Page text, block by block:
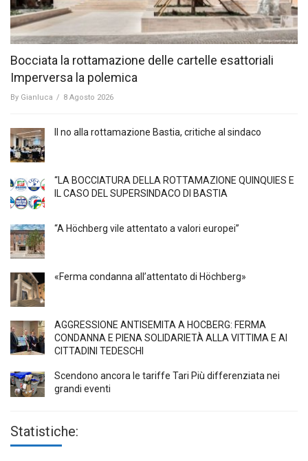
Bocciata la rottamazione delle cartelle esattoriali
Imperversa la polemica
By Gianluca / 8 Agosto 2026
Il no alla rottamazione Bastia, critiche al sindaco
“LA BOCCIATURA DELLA ROTTAMAZIONE QUINQUIES E
IL CASO DEL SUPERSINDACO DI BASTIA
“A Höchberg vile attentato a valori europei”
«Ferma condanna all’attentato di Höchberg»
AGGRESSIONE ANTISEMITA A HÖCBERG: FERMA
CONDANNA E PIENA SOLIDARIETÀ ALLA VITTIMA E AI
CITTADINI TEDESCHI
Scendono ancora le tariffe Tari Più differenziata nei
grandi eventi
Statistiche: